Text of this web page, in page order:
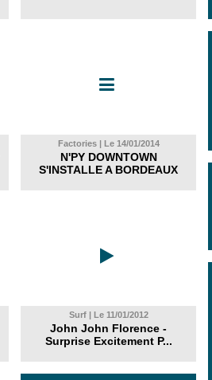
Factories | Le 14/01/2014
N'PY DOWNTOWN
S'INSTALLE A BORDEAUX
Surf | Le 11/01/2012
John John Florence -
Surprise Excitement P...